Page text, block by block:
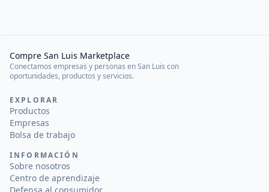
Compre San Luis Marketplace
Conectamos empresas y personas en San Luis con
oportunidades, productos y servicios.
EXPLORAR
Productos
Empresas
Bolsa de trabajo
INFORMACIÓN
Sobre nosotros
Centro de aprendizaje